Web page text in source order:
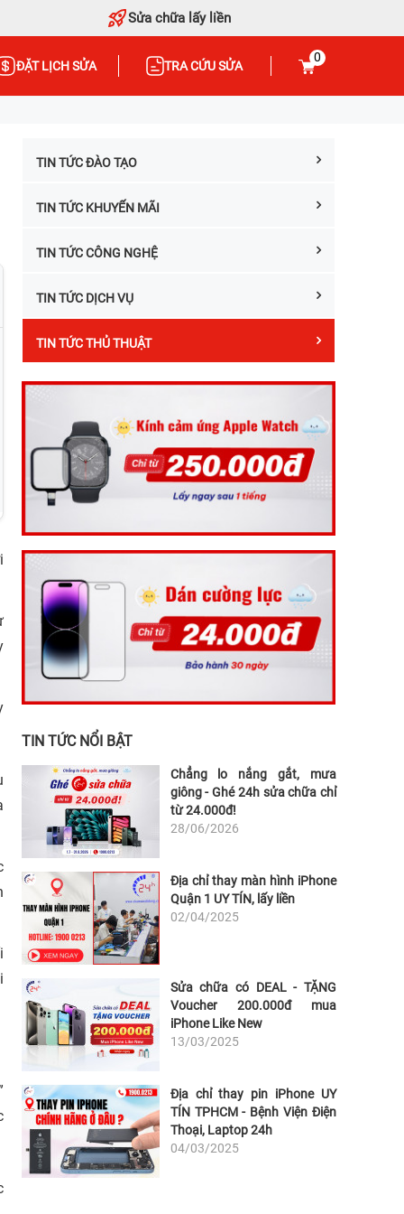
Sửa chữa lấy liền
ĐẶT LỊCH SỬA TRA CỨU SỬA
0
TIN TỨC ĐÀO TẠO
TIN TỨC KHUYẾN MÃI
TIN TỨC CÔNG NGHỆ
TIN TỨC DỊCH VỤ
TIN TỨC THỦ THUẬT
TIN TỨC NỔI BẬT
Chẳng lo nắng gắt, mưa
giông - Ghé 24h sửa chữa chỉ
từ 24.000đ!
28/06/2026
Địa chỉ thay màn hình iPhone
Quận 1 UY TÍN, lấy liền
02/04/2025
Sửa chữa có DEAL - TẶNG
Voucher 200.000đ mua
iPhone Like New
13/03/2025
Địa chỉ thay pin iPhone UY
TÍN TPHCM - Bệnh Viện Điện
Thoại, Laptop 24h
04/03/2025